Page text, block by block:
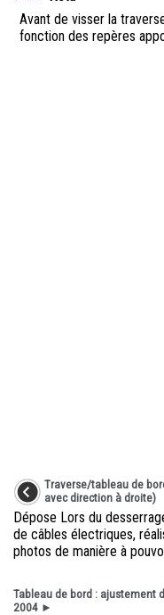
Avant de visser la
fonction des repères
Traverse/tableau de
avec direction à droite)
Dépose Lors du
de câbles électriques,
photos de manière à
Tableau de bord : ajustement
2004 ►